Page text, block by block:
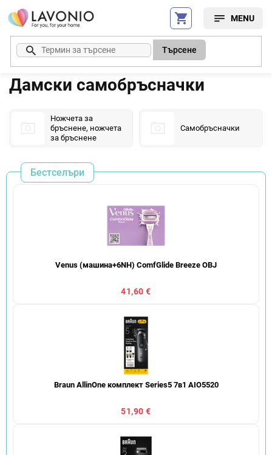
Преминаване
към
съдържанието
Търсене
Дамски самобръсначки
Ножчета за
бръснене, ножчета
за бръснене
Самобръсначки
Бестселъри
Venus (машина+6NH) ComfGlide Breeze OBJ
41,60 €
Braun AllinOne комплект Series5 7в1 AIO5520
51,90 €